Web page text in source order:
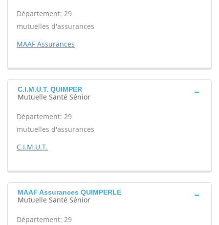
Département: 29
mutuelles d'assurances
MAAF Assurances
C.I.M.U.T. QUIMPER
Mutuelle Santé Sénior
Département: 29
mutuelles d'assurances
C.I.M.U.T.
MAAF Assurances QUIMPERLE
Mutuelle Santé Sénior
Département: 29